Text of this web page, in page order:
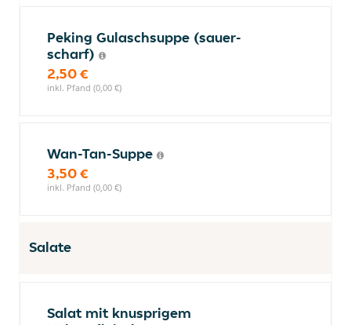
Peking Gulaschsuppe (sauer-
scharf)
2,50 €
inkl. Pfand (0,00 €)
Wan-Tan-Suppe
3,50 €
inkl. Pfand (0,00 €)
Salate
Salat mit knusprigem